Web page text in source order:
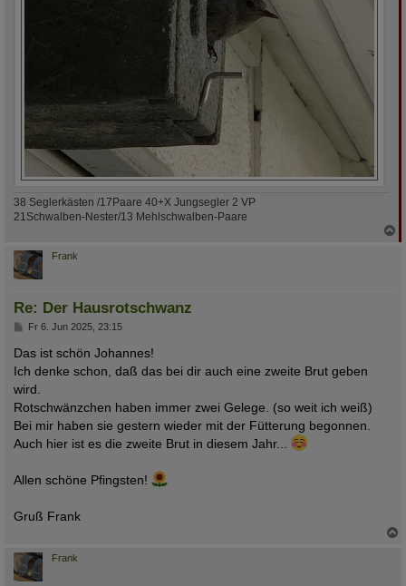
38 Seglerkästen /17Paare 40+X Jungsegler 2 VP
21Schwalben-Nester/13 Mehlschwalben-Paare
a
Frank
Re: Der Hausrotschwanz
B
i
t
r
a
g
Fr 6. Jun 2025, 23:15
Das ist schön Johannes!
Ich denke schon, daß das bei dir auch eine zweite Brut geben
wird.
Rotschwänzchen haben immer zwei Gelege. (so weit ich weiß)
Bei mir haben sie gestern wieder mit der Fütterung begonnen.
Auch hier ist es die zweite Brut in diesem Jahr...
Allen schöne Pfingsten!
Gruß Frank
Frank